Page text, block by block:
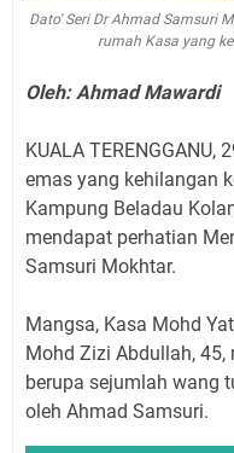
Dato' Seri Dr Ahmad Samsuri
rumah Kasa yang
Oleh: Ahmad Mawardi
KUALA TERENGGANU,
emas yang kehilangan
Kampung Beladau
mendapat perhatian
Samsuri Mokhtar.
Mangsa, Kasa Mohd
Mohd Zizi Abdullah,
berupa sejumlah wang
oleh Ahmad Samsuri.